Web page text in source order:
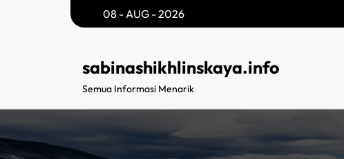
08 - AUG - 2026
sabinashikhlinskaya.info
Semua Informasi Menarik